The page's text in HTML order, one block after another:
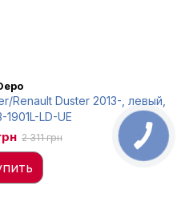
Renault Duster 2013-, левый,
LD-UE
2 311 грн